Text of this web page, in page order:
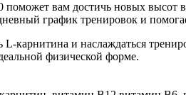
вам достичь новых высот
график тренировок и
L-карнитина и наслаждаться
физической форме.